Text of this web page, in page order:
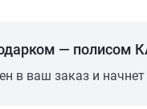
— полисом
в ваш заказ и